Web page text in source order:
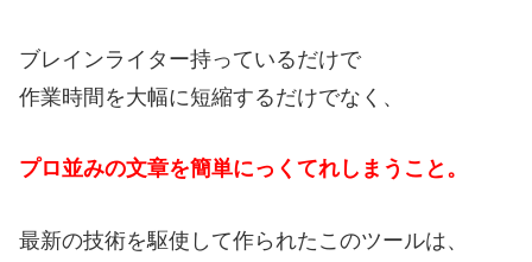
ブレインライター持っているだけで
作業時間を大幅に短縮するだけでなく、
プロ並みの文章を簡単にっくてれしまうこと。
最新の技術を駆使して作られたこのツールは、